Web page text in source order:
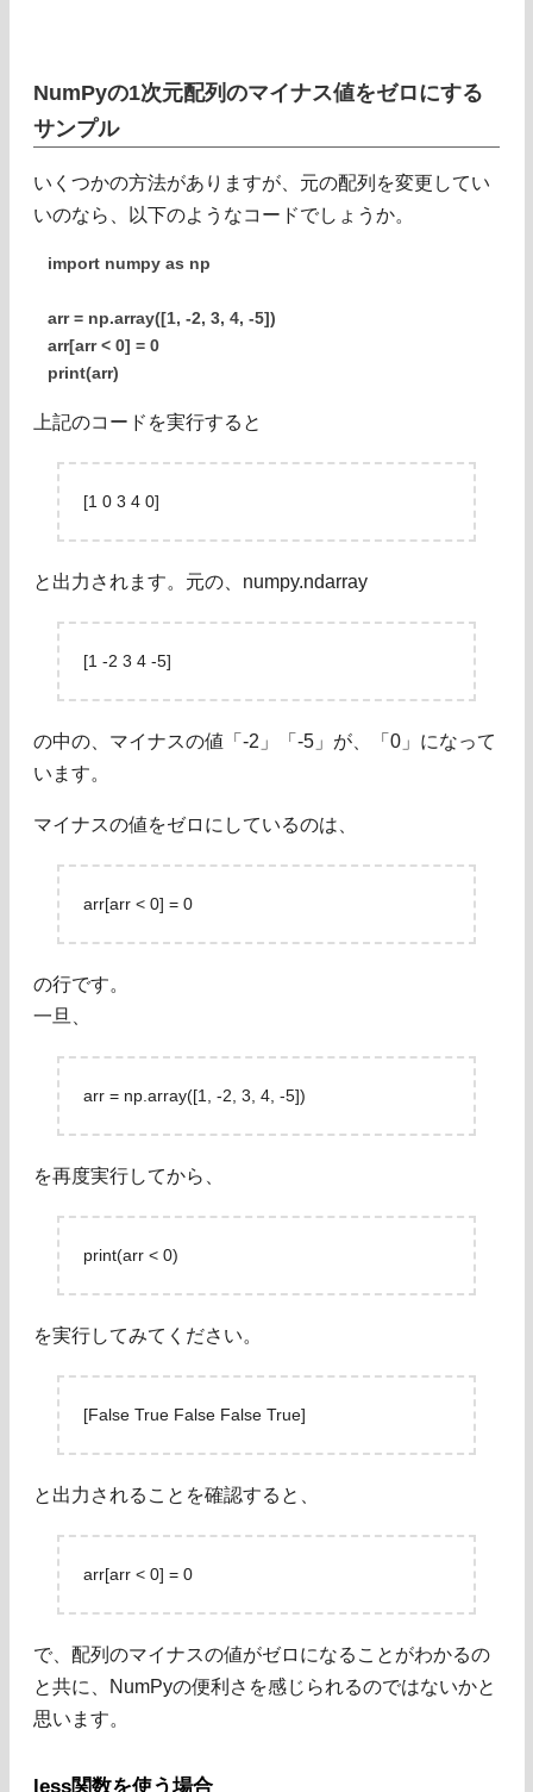
NumPyの1次元配列のマイナス値をゼロにする
サンプル
いくつかの方法がありますが、元の配列を変更してい
いのなら、以下のようなコードでしょうか。
import numpy as np
arr = np.array([1, -2, 3, 4, -5])
arr[arr < 0] = 0
print(arr)
上記のコードを実行すると
[1 0 3 4 0]
と出力されます。元の、numpy.ndarray
[1 -2 3 4 -5]
の中の、マイナスの値「-2」「-5」が、「0」になって
います。
マイナスの値をゼロにしているのは、
arr[arr < 0] = 0
の行です。
一旦、
arr = np.array([1, -2, 3, 4, -5])
を再度実行してから、
print(arr < 0)
を実行してみてください。
[False True False False True]
と出力されることを確認すると、
arr[arr < 0] = 0
で、配列のマイナスの値がゼロになることがわかるの
と共に、NumPyの便利さを感じられるのではないかと
思います。
less関数を使う場合